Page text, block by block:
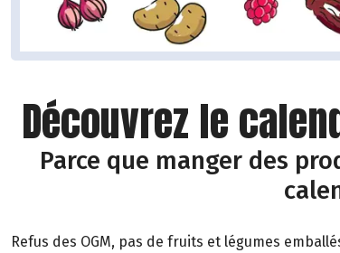
Découvrez le
Parce que manger des
Refus des OGM, pas de fruits et légumes